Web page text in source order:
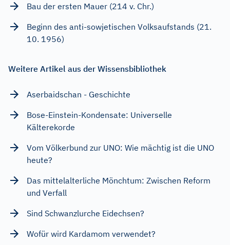
Bau der ersten Mauer (214 v. Chr.)
Beginn des anti-sowjetischen Volksaufstands (21.
10. 1956)
Weitere Artikel aus der Wissensbibliothek
Aserbaidschan - Geschichte
Bose-Einstein-Kondensate: Universelle
Kälterekorde
Vom Völkerbund zur UNO: Wie mächtig ist die UNO
heute?
Das mittelalterliche Mönchtum: Zwischen Reform
und Verfall
Sind Schwanzlurche Eidechsen?
Wofür wird Kardamom verwendet?